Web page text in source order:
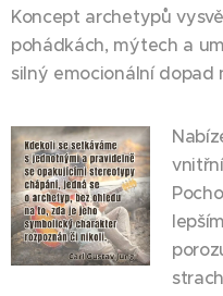
Koncept archetypů
pohádkách, mýtech a
silný emocionální dopad